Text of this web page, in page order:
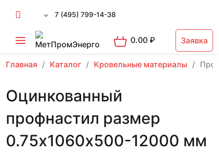
7 (495) 799-14-38
0.00₽ Заявка
Главная Каталог Кровельные материалы
Оцинкованный
профнастил размер
0.75х1060х500-12000 мм